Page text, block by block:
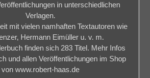
in unterschiedlichen
Verlagen.
mit vielen namhaften Textautoren wie
Hermann Eimüller u. v. m.
finden sich 283 Titel. Mehr Infos
und allen Veröffentlichungen im Shop
von www.robert-haas.de